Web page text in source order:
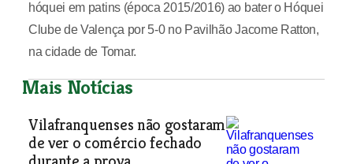
hóquei em patins (época 2015/2016) ao bater o Hóquei
Clube de Valença por 5-0 no Pavilhão Jacome Ratton,
na cidade de Tomar.
Mais Notícias
Vilafranquenses não gostaram
de ver o comércio fechado